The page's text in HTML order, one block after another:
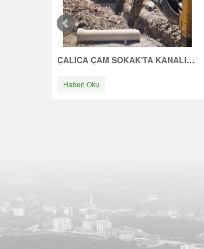
ÇALICA ÇAM SOKAK'TA KANALİZASYON ÇALIŞMASI
Haberi Oku